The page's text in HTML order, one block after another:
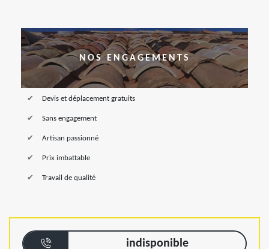
NOS ENGAGEMENTS
Devis et déplacement gratuits
Sans engagement
Artisan passionné
Prix imbattable
Travail de qualité
indisponible